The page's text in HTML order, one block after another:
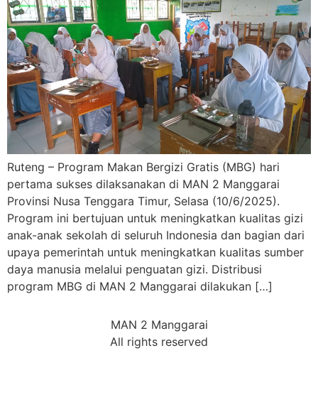
Ruteng – Program Makan Bergizi Gratis (MBG) hari
pertama sukses dilaksanakan di MAN 2 Manggarai
Provinsi Nusa Tenggara Timur, Selasa (10/6/2025).
Program ini bertujuan untuk meningkatkan kualitas gizi
anak-anak sekolah di seluruh Indonesia dan bagian dari
upaya pemerintah untuk meningkatkan kualitas sumber
daya manusia melalui penguatan gizi. Distribusi
program MBG di MAN 2 Manggarai dilakukan […]
MAN 2 Manggarai
All rights reserved